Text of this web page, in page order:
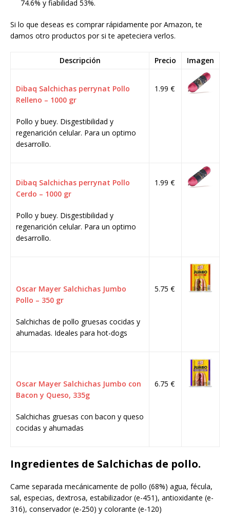
74.6% y fiabilidad 53%.
Si lo que deseas es comprar rápidamente por Amazon, te
damos otro productos por si te apeteciera verlos.
Descripción Precio Imagen
Dibaq Salchichas perrynat Pollo
Relleno – 1000 gr
Pollo y buey. Disgestibilidad y
regenarición celular. Para un optimo
desarrollo.
1.99 €
Dibaq Salchichas perrynat Pollo
Cerdo – 1000 gr
Pollo y buey. Disgestibilidad y
regenarición celular. Para un optimo
desarrollo.
1.99 €
Oscar Mayer Salchichas Jumbo
Pollo – 350 gr
Salchichas de pollo gruesas cocidas y
ahumadas. Ideales para hot-dogs
5.75 €
Oscar Mayer Salchichas Jumbo con
Bacon y Queso, 335g
Salchichas gruesas con bacon y queso
cocidas y ahumadas
6.75 €
Ingredientes de Salchichas de pollo.
Came separada mecánicamente de pollo (68%) agua, fécula,
sal, especias, dextrosa, estabilizador (e-451), antioxidante (e-
316), conservador (e-250) y colorante (e-120)